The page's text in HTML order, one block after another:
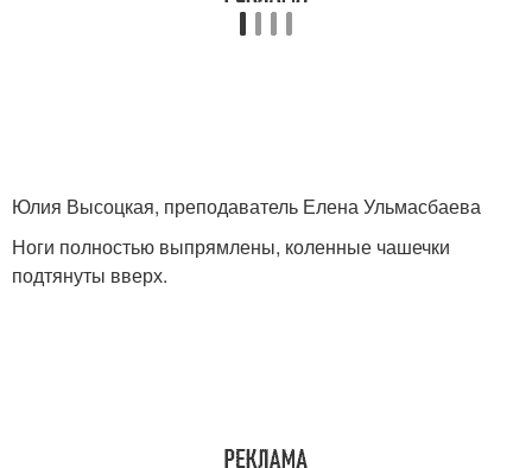
Юлия Высоцкая, преподаватель Елена Ульмасбаева
Ноги полностью выпрямлены, коленные чашечки
подтянуты вверх.